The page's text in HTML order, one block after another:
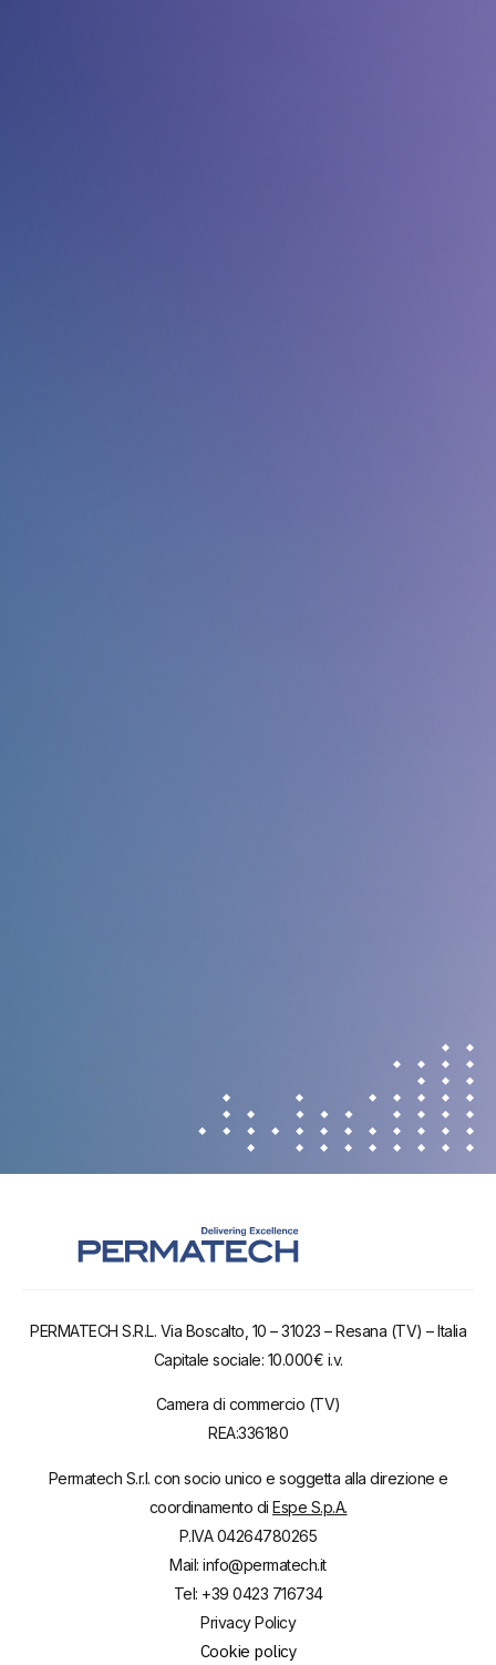
PERMATECH S.R.L. Via Boscalto, 10 – 31023 – Resana (TV) – Italia
Capitale sociale: 10.000€ i.v.
Camera di commercio (TV)
REA:336180
Permatech S.r.l. con socio unico e soggetta alla direzione e
coordinamento di Espe S.p.A.
P.IVA 04264780265
Mail: info@permatech.it
Tel: +39 0423 716734
Privacy Policy
Cookie policy